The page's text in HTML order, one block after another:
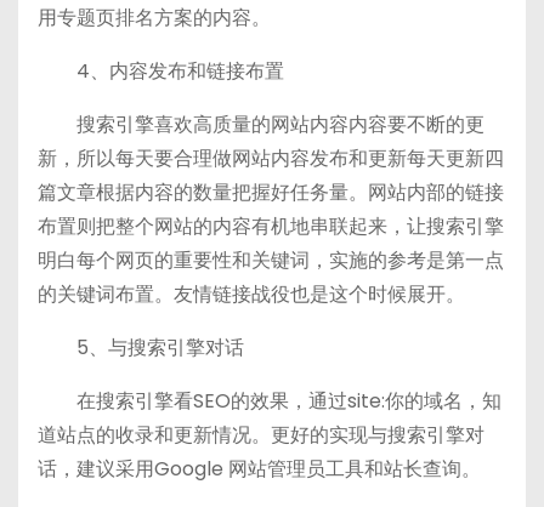
用专题页排名方案的内容。
4、内容发布和链接布置
搜索引擎喜欢高质量的网站内容内容要不断的更
新，所以每天要合理做网站内容发布和更新每天更新四
篇文章根据内容的数量把握好任务量。网站内部的链接
布置则把整个网站的内容有机地串联起来，让搜索引擎
明白每个网页的重要性和关键词，实施的参考是第一点
的关键词布置。友情链接战役也是这个时候展开。
5、与搜索引擎对话
在搜索引擎看SEO的效果，通过site:你的域名，知
道站点的收录和更新情况。更好的实现与搜索引擎对
话，建议采用Google 网站管理员工具和站长查询。